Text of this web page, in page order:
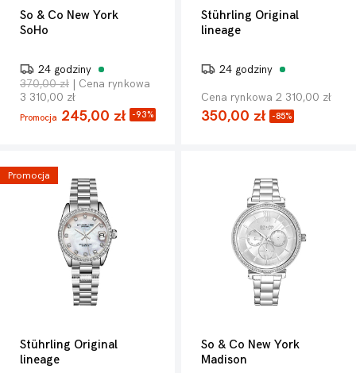
So & Co New York
SoHo
24 godziny
370,00 zł | Cena rynkowa
3 310,00 zł
Promocja 245,00 zł -93%
Stührling Original
lineage
24 godziny
Cena rynkowa 2 310,00 zł
350,00 zł -85%
Promocja
Stührling Original
lineage
So & Co New York
Madison